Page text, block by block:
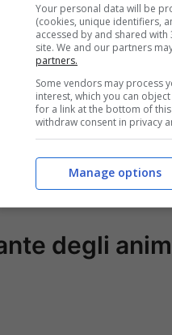
(@paolaturani)
Turani solo col
degli
Your personal data will be
(cookies, unique identifiers,
accessed by and shared
site. We and our partners
partners.
Some vendors may process
interest, which you can
for a link at the bottom of
withdraw consent in privacy
Manage options